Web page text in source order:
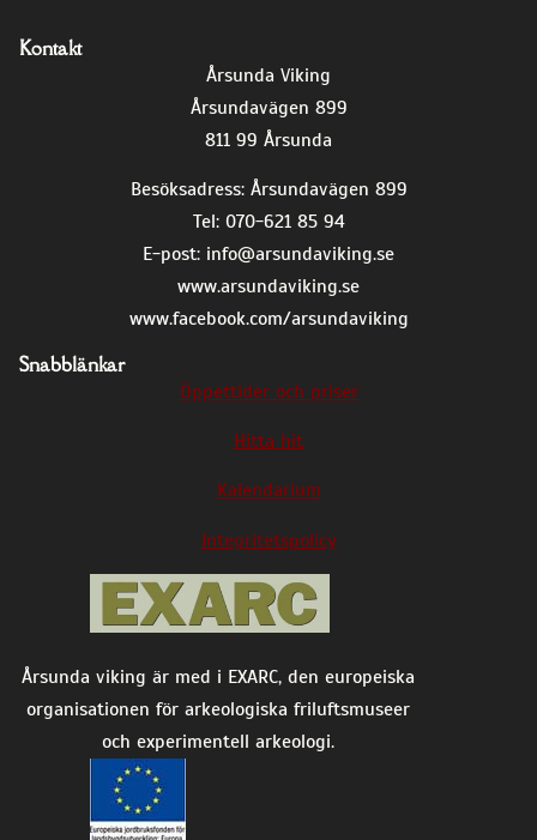
Kontakt
Årsunda Viking
Årsundavägen 899
811 99 Årsunda
Besöksadress: Årsundavägen 899
Tel: 070-621 85 94
E-post: info@arsundaviking.se
www.arsundaviking.se
www.facebook.com/arsundaviking
Snabblänkar
Öppettider och priser
Hitta hit
Kalendarium
Integritetspolicy
Årsunda viking är med i EXARC, den europeiska
organisationen för arkeologiska friluftsmuseer
och experimentell arkeologi.